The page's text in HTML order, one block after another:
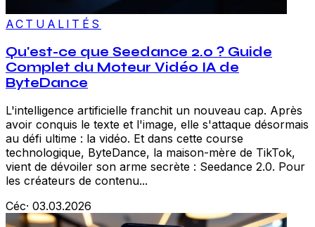
ACTUALITÉS
Qu'est-ce que Seedance 2.0 ? Guide
Complet du Moteur Vidéo IA de
ByteDance
L'intelligence artificielle franchit un nouveau cap. Après
avoir conquis le texte et l'image, elle s'attaque désormais
au défi ultime : la vidéo. Et dans cette course
technologique, ByteDance, la maison-mère de TikTok,
vient de dévoiler son arme secrète : Seedance 2.0. Pour
les créateurs de contenu...
Céc· 03.03.2026